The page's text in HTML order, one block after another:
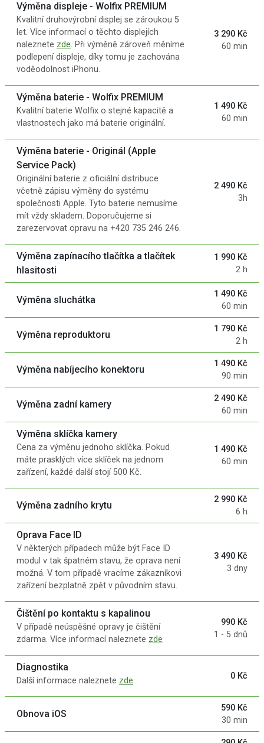
Výměna displeje - Wolfix PREMIUM
Kvalitní druhovýrobní displej se zároukou 5
let. Více informací o těchto displejích
naleznete zde. Při výměně zároveň měníme
podlepení displeje, díky tomu je zachována
voděodolnost iPhonu.
3 290 Kč
60 min
Výměna baterie - Wolfix PREMIUM
Kvalitní baterie Wolfix o stejné kapacitě a
vlastnostech jako má baterie originální.
1 490 Kč
60 min
Výměna baterie - Originál (Apple
Service Pack)
Originální baterie z oficiální distribuce
včetně zápisu výměny do systému
společnosti Apple. Tyto baterie nemusíme
mít vždy skladem. Doporučujeme si
zarezervovat opravu na +420 735 246 246.
2 490 Kč
3h
Výměna zapínacího tlačítka a tlačítek
hlasitosti
1 990 Kč
2 h
Výměna sluchátka
1 490 Kč
60 min
Výměna reproduktoru
1 790 Kč
2 h
Výměna nabíjecího konektoru
1 490 Kč
90 min
Výměna zadní kamery
2 490 Kč
60 min
Výměna sklíčka kamery
Cena za výměnu jednoho sklíčka. Pokud
máte prasklých více sklíček na jednom
zařízení, každé další stojí 500 Kč.
1 490 Kč
60 min
Výměna zadního krytu
2 990 Kč
6 h
Oprava Face ID
V některých případech může být Face ID
modul v tak špatném stavu, že oprava není
možná. V tom případě vracíme zákazníkovi
zařízení bezplatně zpět v původním stavu.
3 490 Kč
3 dny
Čištění po kontaktu s kapalinou
V případě neúspěšné opravy je čištění
zdarma. Více informací naleznete zde
990 Kč
1 - 5 dnů
Diagnostika
Další informace naleznete zde. 0 Kč
Obnova iOS
590 Kč
30 min